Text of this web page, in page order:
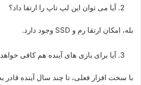
آیا می توان این لپ تاپ را ارتقا داد؟
بله، امکان ارتقا رم و SSD وجود دارد.
آیا برای بازی های آینده هم کافی
با سخت افزار فعلی، تا چند سال آینده قادر